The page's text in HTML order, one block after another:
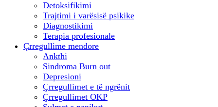
Detoksifikimi
Trajtimi i varësisë psikike
Diagnostikimi
Terapia profesionale
Çrregullime mendore
Ankthi
Sindroma Burn out
Depresioni
Çrregullimet e të ngrënit
Çrregullimet OKP